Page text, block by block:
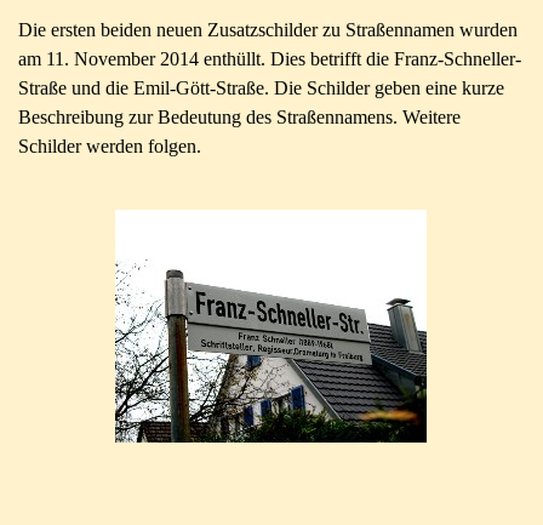
Die ersten beiden neuen Zusatzschilder zu Straßennamen wurden
am 11. November 2014 enthüllt. Dies betrifft die Franz-Schneller-
Straße und die Emil-Gött-Straße. Die Schilder geben eine kurze
Beschreibung zur Bedeutung des Straßennamens. Weitere
Schilder werden folgen.